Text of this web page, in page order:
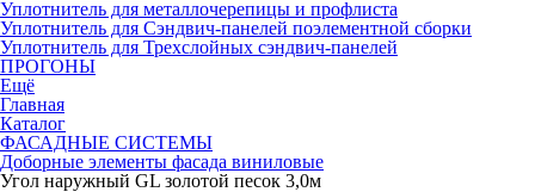
Уплотнитель для металлочерепицы и профлиста
Уплотнитель для Сэндвич-панелей поэлементной сборки
Уплотнитель для Трехслойных сэндвич-панелей
ПРОГОНЫ
Ещё
Главная
Каталог
ФАСАДНЫЕ СИСТЕМЫ
Доборные элементы фасада виниловые
Угол наружный GL золотой песок 3,0м